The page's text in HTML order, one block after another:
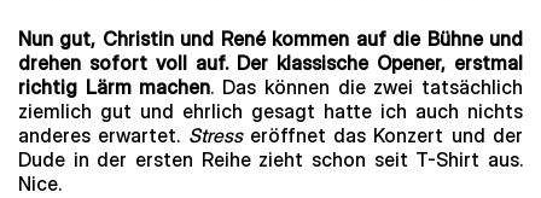
Nun gut, Christin und René kommen auf die Bühne und
drehen sofort voll auf. Der klassische Opener, erstmal
richtig Lärm machen. Das können die zwei tatsächlich
ziemlich gut und ehrlich gesagt hatte ich auch nichts
anderes erwartet. Stresseröffnet das Konzert und der
Dude in der ersten Reihe zieht schon seit T-Shirt aus.
Nice.